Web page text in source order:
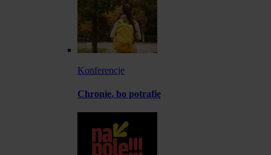
Konferencje
Chronię, bo potrafię